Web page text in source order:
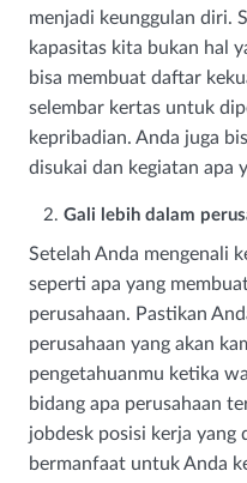
menjadi keunggulan diri.
kapasitas kita bukan hal
bisa membuat daftar
selembar kertas untuk
kepribadian. Anda juga
disukai dan kegiatan apa
Gali lebih dalam
Setelah Anda mengenali
seperti apa yang
perusahaan. Pastikan
perusahaan yang akan
pengetahuanmu ketika
bidang apa perusahaan
jobdesk posisi kerja yang
bermanfaat untuk Anda